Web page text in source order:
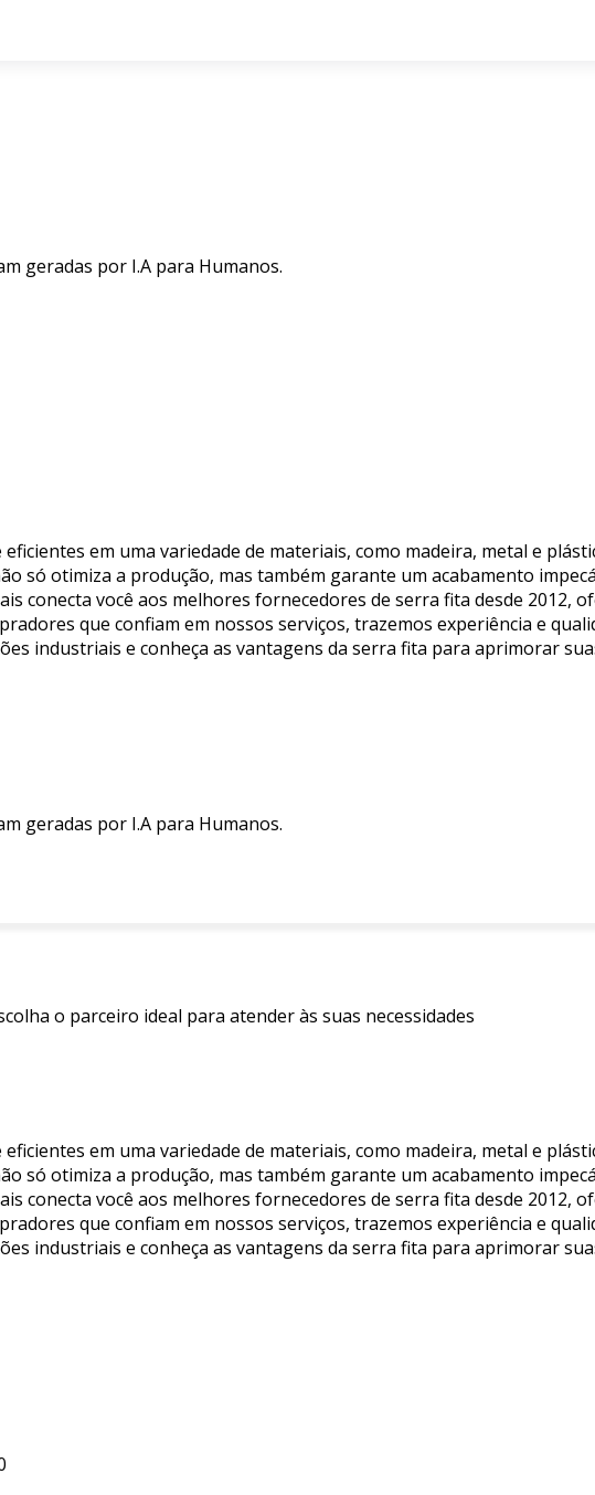
geradas por I.A para Humanos.
em uma variedade de materiais, como madeira, metal e
só otimiza a produção, mas também garante um acabamento
conecta você aos melhores fornecedores de serra fita desde 2012,
que confiam em nossos serviços, trazemos experiência e
industriais e conheça as vantagens da serra fita para aprimorar
geradas por I.A para Humanos.
o parceiro ideal para atender às suas necessidades
em uma variedade de materiais, como madeira, metal e
só otimiza a produção, mas também garante um acabamento
conecta você aos melhores fornecedores de serra fita desde 2012,
que confiam em nossos serviços, trazemos experiência e
industriais e conheça as vantagens da serra fita para aprimorar